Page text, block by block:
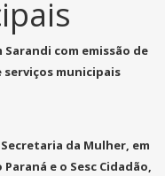
da Mulher, em
e o Sesc Cidadão,